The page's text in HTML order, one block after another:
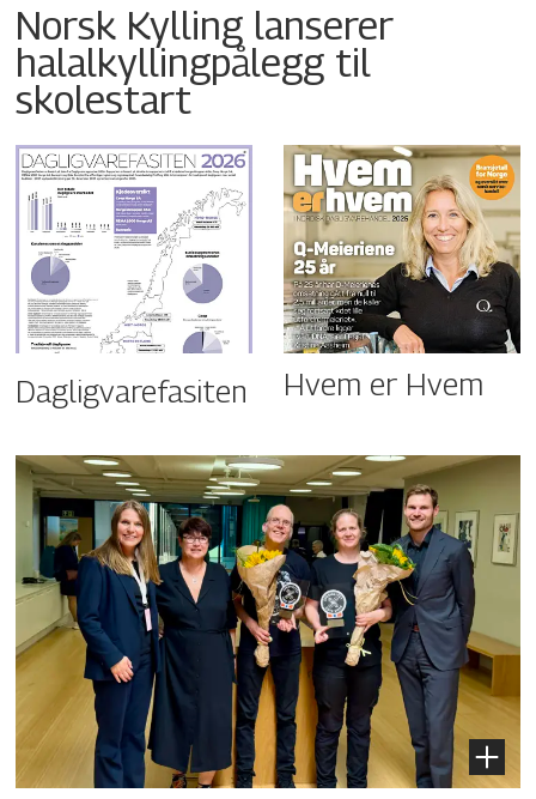
Norsk Kylling lanserer
halalkyllingpålegg til
skolestart
Dagligvarefasiten Hvem er Hvem